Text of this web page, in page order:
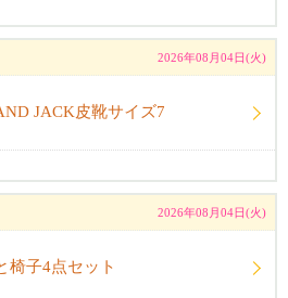
2026年08月04日(火)
JACK皮靴サイズ7
2026年08月04日(火)
椅子4点セット